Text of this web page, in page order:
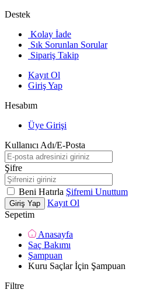
Destek
Kolay İade
Sık Sorunlan Sorular
Sipariş Takip
Kayıt Ol
Giriş Yap
Hesabım
Üye Girişi
Kullanıcı Adı/E-Posta
Şifre
Beni Hatırla Şifremi Unuttum
Giriş Yap
Kayıt Ol
Sepetim
Anasayfa
Saç Bakımı
Şampuan
Kuru Saçlar İçin Şampuan
Filtre